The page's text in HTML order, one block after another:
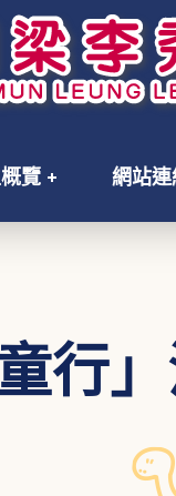
覽 網站
行